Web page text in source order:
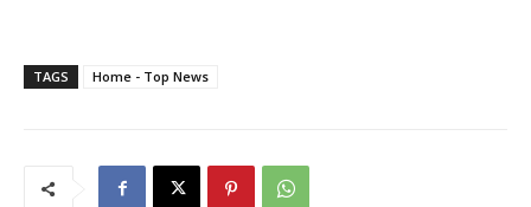
TAGS Home - Top News